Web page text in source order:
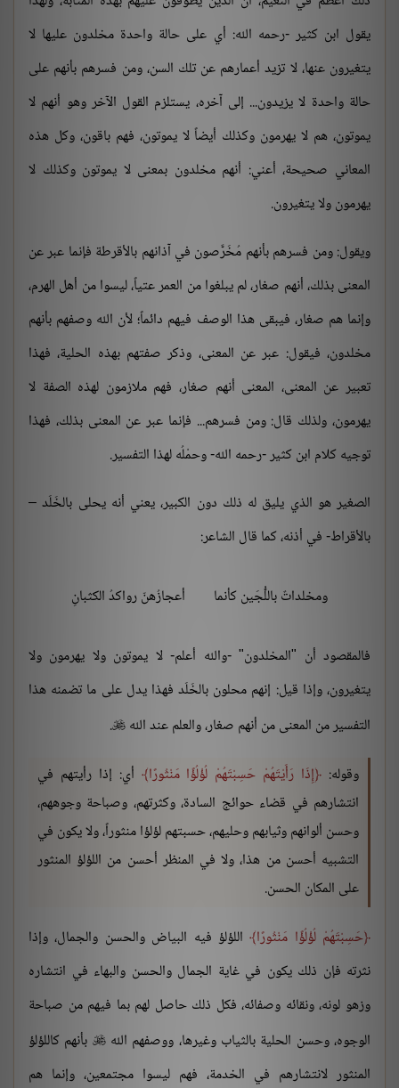
يقول ابن كثير -رحمه الله: أي على حالة واحدة مخلدون عليها لا
يتغيرون عنها، لا تزيد أعمارهم عن تلك السن، ومن فسرهم بأنهم على
حالة واحدة لا يزيدون... إلى آخره، يستلزم القول الآخر وهو أنهم لا
يموتون، هم لا يهرمون وكذلك أيضاً لا يموتون، فهم باقون، وكل هذه
المعاني صحيحة، أعني: أنهم مخلدون بمعنى لا يموتون وكذلك لا
يهرمون ولا يتغيرون.
ويقول: ومن فسرهم بأنهم مُخَرَّصون في آذانهم بالأقرطة فإنما عبر عن
المعنى بذلك، أنهم صغار، لم يبلغوا من العمر عتياً، ليسوا من أهل الهرم،
وإنما هم صغار، فيبقى هذا الوصف فيهم دائماً؛ لأن الله وصفهم بأنهم
مخلدون، فيقول: عبر عن المعنى، وذكر صفتهم بهذه الحلية، فهذا
تعبير عن المعنى، المعنى أنهم صغار، فهم ملازمون لهذه الصفة لا
يهرمون، ولذلك قال: ومن فسرهم... فإنما عبر عن المعنى بذلك، فهذا
توجيه كلام ابن كثير -رحمه الله- وحمْلُه لهذا التفسير.
الصغير هو الذي يليق له ذلك دون الكبير، يعني أنه يحلى بالخَلَد –
بالأقراط- في أذنه، كما قال الشاعر:
ومخلداتٌ باللُّجَين كأنما أعجازُهنّ رواكدُ الكثبانِ
فالمقصود أن "المخلدون" -والله أعلم- لا يموتون ولا يهرمون ولا
يتغيرون، وإذا قيل: إنهم محلون بالخَلَد فهذا يدل على ما تضمنه هذا
التفسير من المعنى من أنهم صغار، والعلم عند الله 
.
وقوله: إِذَا رَأَيْتَهُمْ حَسِبْتَهُمْ لُؤْلُؤًا مَنْثُورًا
أي: إذا رأيتهم في
انتشارهم في قضاء حوائج السادة، وكثرتهم، وصباحة وجوههم،
وحسن ألوانهم وثيابهم وحليهم، حسبتهم لؤلؤا منثوراً، ولا يكون في
التشبيه أحسن من هذا، ولا في المنظر أحسن من اللؤلؤ المنثور
على المكان الحسن.
حَسِبْتَهُمْ لُؤْلُؤًا مَنْثُورًا اللؤلؤ فيه البياض والحسن والجمال، وإذا
نثرته فإن ذلك يكون في غاية الجمال والحسن والبهاء في انتشاره
وزهو لونه، ونقائه وصفائه، فكل ذلك حاصل لهم بما فيهم من صباحة
الوجوه، وحسن الحلية بالثياب وغيرها، ووصفهم الله بأنهم كاللؤلؤ
المنثور لانتشارهم في الخدمة، فهم ليسوا مجتمعين، وإنما هم